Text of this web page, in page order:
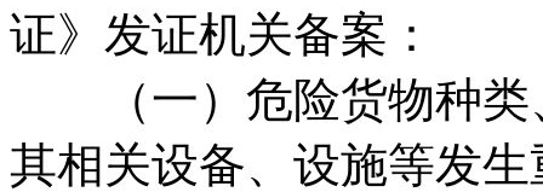
证》发证机关备案：
（一）危险货物种类
其相关设备、设施等发